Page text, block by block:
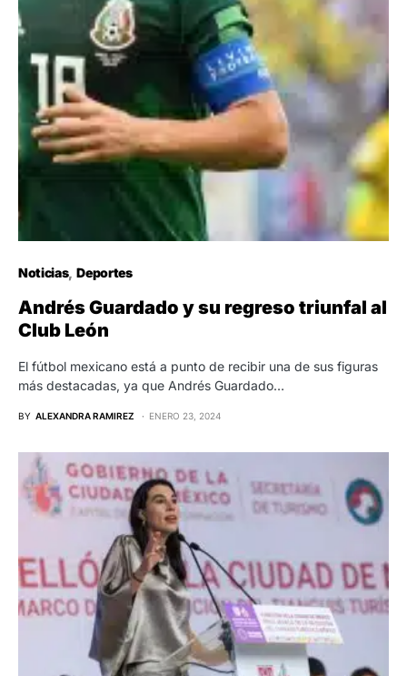
Noticias Deportes
Andrés Guardado y su regreso triunfal al
Club León
El fútbol mexicano está a punto de recibir una de sus figuras
más destacadas, ya que Andrés Guardado…
BY ALEXANDRA RAMIREZ ENERO 23, 2024